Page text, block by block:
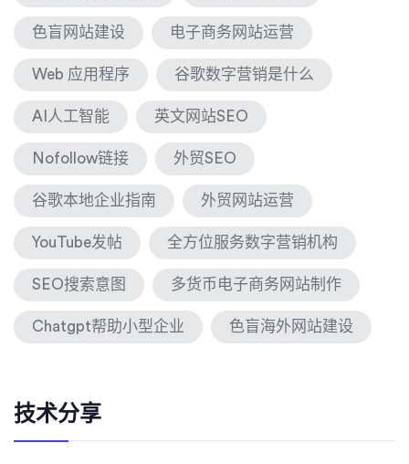
色盲网站建设 电子商务网站运营
Web 应用程序 谷歌数字营销是什么
AI人工智能 英文网站SEO
Nofollow链接 外贸SEO
谷歌本地企业指南 外贸网站运营
YouTube发帖 全方位服务数字营销机构
SEO搜索意图 多货币电子商务网站制作
Chatgpt帮助小型企业 色盲海外网站建设
技术分享